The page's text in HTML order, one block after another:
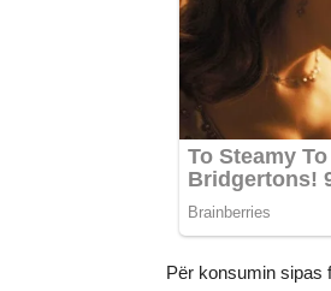
Për konsumin sipas